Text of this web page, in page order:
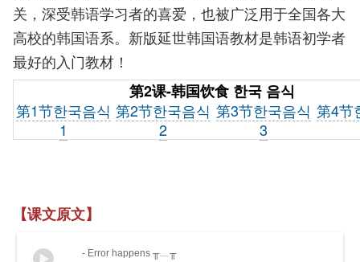
关，深受韩语学习者的喜爱，也被广泛用于全国各大
高校的韩国语系。新版延世韩国语教材是韩语初学者
最好的入门教材！
第2课-韩国饮食 한국 음식
第1节한국음식
1
第2节한국음식
2
第3节한국음식
3
第4节
【课文原文】
- Error happens ╥﹏╥